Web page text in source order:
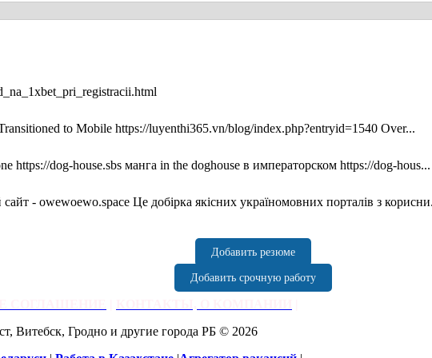
to Mobile https://luyenthi365.vn/blog/index.php?entryid=1540 Over...
https://dog-house.sbs манга in the doghouse в императорском https://dog-hous...
- owewoewo.space Це добірка якісних україномовних порталів з
Добавить резюме
Добавить срочную работу
Витебск, Гродно и другие города РБ © 2026